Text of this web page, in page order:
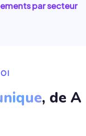
par secteur
, de A